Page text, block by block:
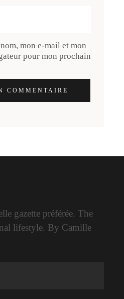
mon e-mail et mon
pour mon prochain
COMMENTAIRE
gazette préférée. The
lifestyle. By Camille